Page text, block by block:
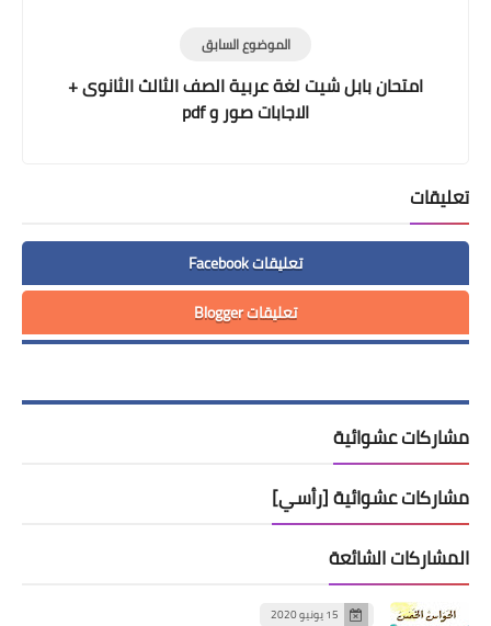
الموضوع السابق
امتحان بابل شيت لغة عربية الصف الثالث الثانوى +
الاجابات صور و pdf
تعليقات
تعليقات Facebook
تعليقات Blogger
مشاركات عشوائية
مشاركات عشوائية [رأسي]
المشاركات الشائعة
15 يونيو 2020